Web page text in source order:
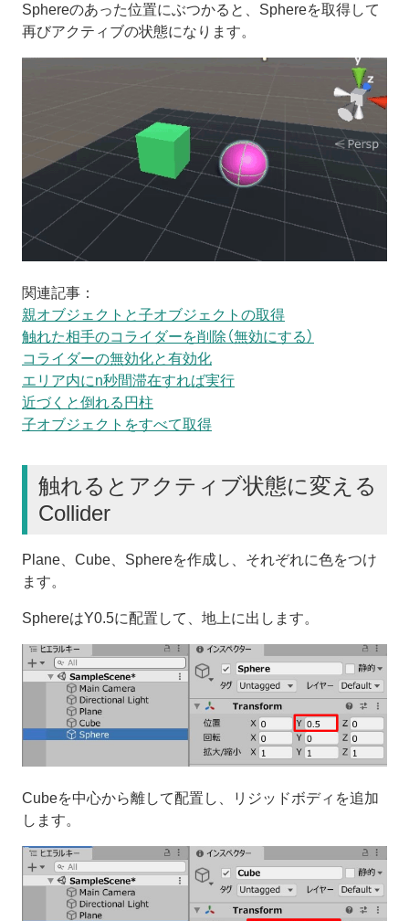
Sphereのあった位置にぶつかると、Sphereを取得して
再びアクティブの状態になります。
関連記事：
親オブジェクトと子オブジェクトの取得
触れた相手のコライダーを削除（無効にする）
コライダーの無効化と有効化
エリア内にn秒間滞在すれば実行
近づくと倒れる円柱
子オブジェクトをすべて取得
触れるとアクティブ状態に変える
Collider
Plane、Cube、Sphereを作成し、それぞれに色をつけ
ます。
SphereはY0.5に配置して、地上に出します。
Cubeを中心から離して配置し、リジッドボディを追加
します。